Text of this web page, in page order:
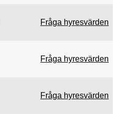
Fråga hyresvärden
Fråga hyresvärden
Fråga hyresvärden